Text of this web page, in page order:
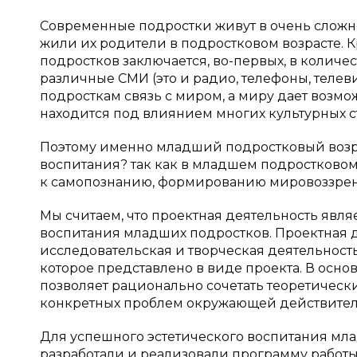
Современные подростки живут в очень
жили их родители в подростковом возрасте.
подростков заключается, во-первых, в
различные СМИ (это и радио, телефоны,
подросткам связь с миром, а миру дает
находится под влиянием многих культурных
Поэтому именно младший подростковый
воспитания? так как в младшем
к самопознанию, формированию
Мы считаем, что проектная деятельность
воспитания младших подростков. Проектная
исследовательская и творческая
которое представлено в виде проекта. В
позволяет рационально сочетать
конкретных проблем окружающей
Для успешного эстетического воспитания